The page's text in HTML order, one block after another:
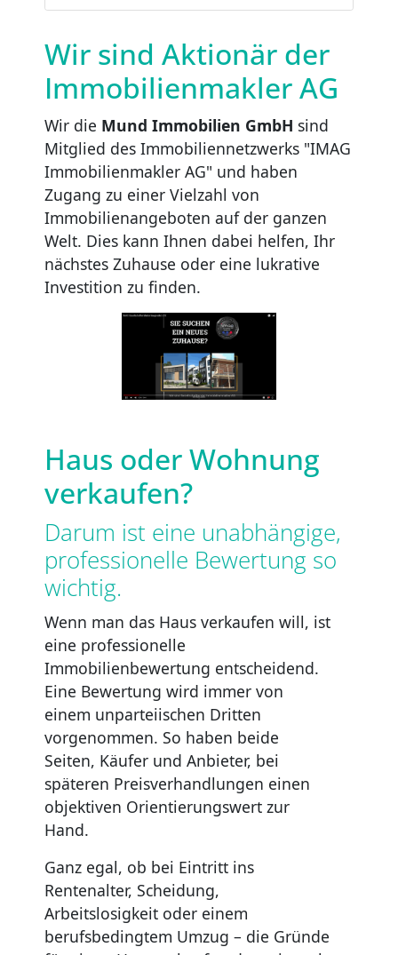
Wir sind Aktionär der
Immobilienmakler AG
Wir die Mund Immobilien GmbH sind
Mitglied des Immobiliennetzwerks "IMAG
Immobilienmakler AG" und haben
Zugang zu einer Vielzahl von
Immobilienangeboten auf der ganzen
Welt. Dies kann Ihnen dabei helfen, Ihr
nächstes Zuhause oder eine lukrative
Investition zu finden.
Haus oder Wohnung
verkaufen?
Darum ist eine unabhängige,
professionelle Bewertung so
wichtig.
Wenn man das Haus verkaufen will, ist
eine professionelle
Immobilienbewertung entscheidend.
Eine Bewertung wird immer von
einem unparteiischen Dritten
vorgenommen. So haben beide
Seiten, Käufer und Anbieter, bei
späteren Preisverhandlungen einen
objektiven Orientierungswert zur
Hand.
Ganz egal, ob bei Eintritt ins
Rentenalter, Scheidung,
Arbeitslosigkeit oder einem
berufsbedingtem Umzug – die Gründe